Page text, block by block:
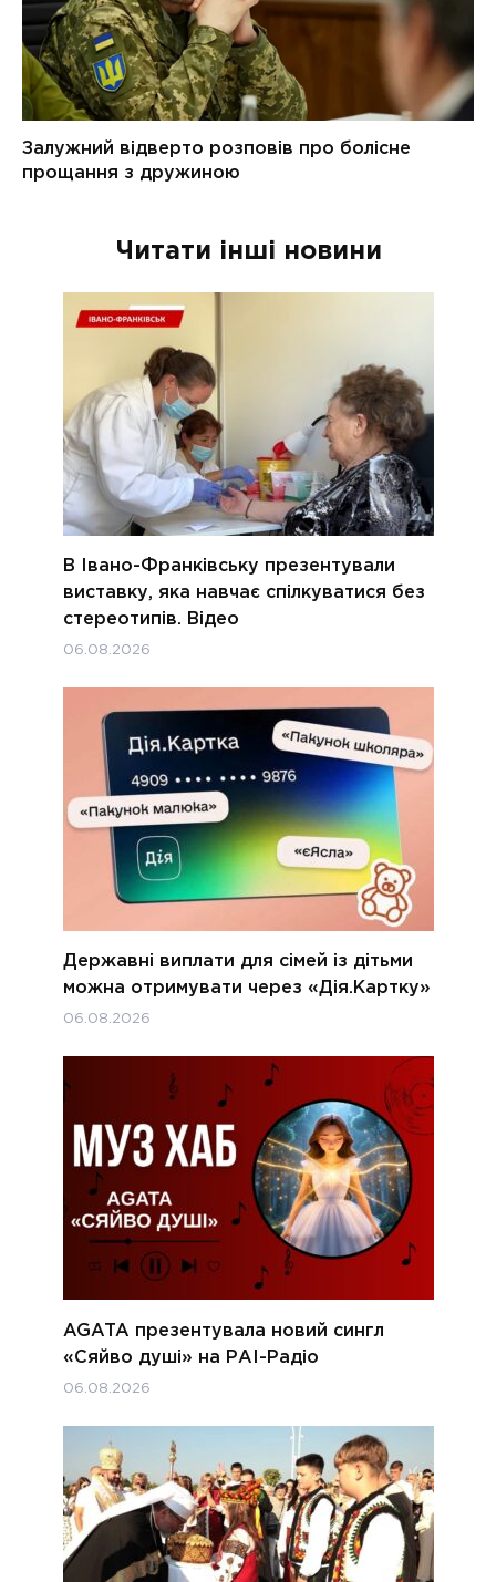
Читати інші новини
В Івано-Франківську презентували
виставку, яка навчає спілкуватися без
стереотипів. Відео
06.08.2026
Державні виплати для сімей із дітьми
можна отримувати через «Дія.Картку»
06.08.2026
AGATA презентувала новий сингл
«Сяйво душі» на РАІ-Радіо
06.08.2026